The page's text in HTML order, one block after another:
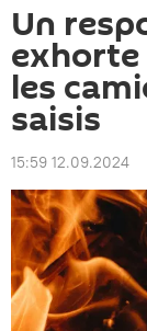
Un
exhorte
les
saisis
15:59 12.09.2024